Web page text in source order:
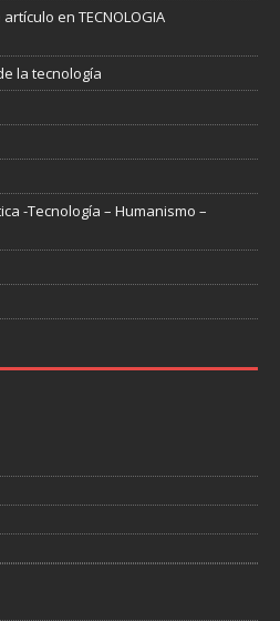
en TECNOLOGIA
la tecnología
-Tecnología – Humanismo –